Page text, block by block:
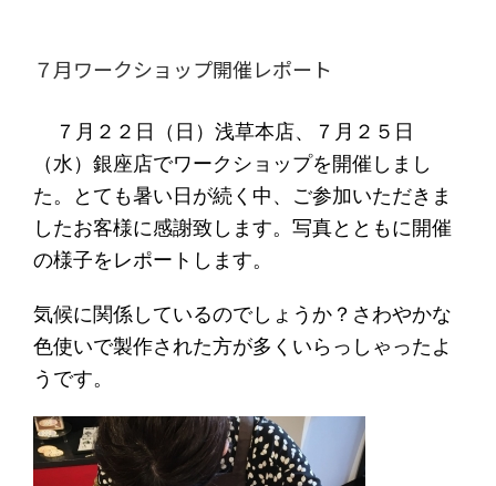
７月ワークショップ開催レポート
７月２２日（日）浅草本店、７月２５日
（水）銀座店でワークショップを開催しまし
た。とても暑い日が続く中、ご参加いただきま
したお客様に感謝致します。 写真とともに開催
の様子をレポートします。
気候に関係しているのでしょうか？さわやかな
色使いで製作された方が多くいらっしゃったよ
うです。